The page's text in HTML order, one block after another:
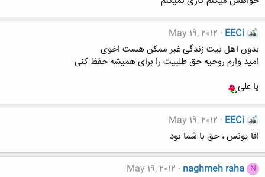
EECi
May 19, 2012
بدون اهل بیت زندگی غیر ممکن هست اخوی
امید وارم روحیه حق طلبیت را برای همیشه حفظ کنی
یا علی
EECi
May 19, 2012
اقا یونس ، حق با شما بود
N
naghmeh raha
May 19, 2012